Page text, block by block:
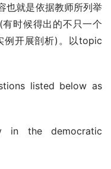
也就是依据教师所列举
时候得出的不只一个
例开展剖析)。以topic
listed below as
in the democratic